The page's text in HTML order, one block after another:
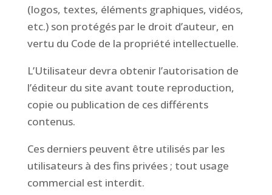
(logos, textes, éléments graphiques, vidéos,
etc.) son protégés par le droit d’auteur, en
vertu du Code de la propriété intellectuelle.
L’Utilisateur devra obtenir l’autorisation de
l’éditeur du site avant toute reproduction,
copie ou publication de ces différents
contenus.
Ces derniers peuvent être utilisés par les
utilisateurs à des fins privées ; tout usage
commercial est interdit.